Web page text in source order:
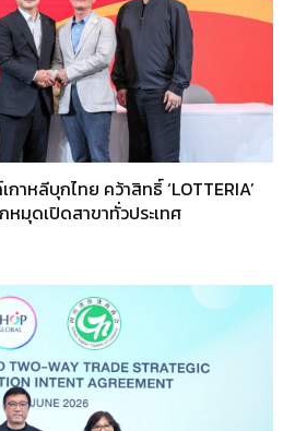
กาหลีบุกไทย คว้าสิทธิ์ ‘LOTTERIA’
มุดเปิดสาขาทั่วประเทศ